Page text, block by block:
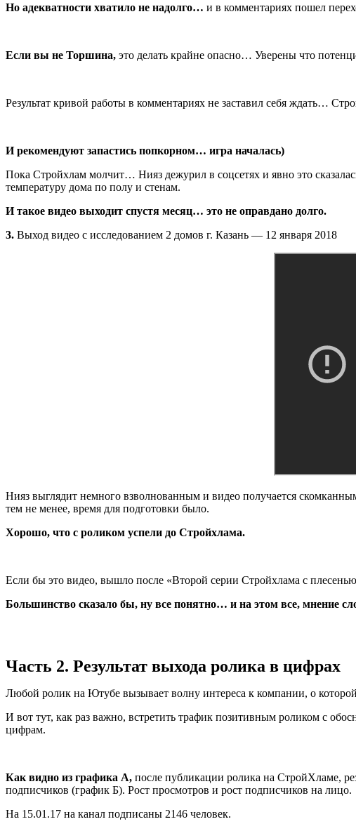
Но адекватности хватило не надолго… и в комментариях пошел
Если вы не Торшина, это делать крайне опасно… Уверены что
Результат кривой работы в комментариях не заставил себя ждать…
И рекомендуют запастись попкорном… игра началась)
Пока Стройхлам молчит… Нияз дежурил в соцсетях и явно это
температуру дома по полу и стенам.
И такое видео выходит спустя месяц… это не оправдано долго.
3. Выход видео с исследованием 2 домов г. Казань — 12 января 2018
Нияз выглядит немного взволнованным и видео получается
тем не менее, время для подготовки было.
Хорошо, что с роликом успели до Стройхлама.
Если бы это видео, вышло после «Второй серии Стройхлама с
Большинство сказало бы, ну все понятно… и на этом все, мнение
Часть 2. Результат выхода ролика в цифрах
Любой ролик на Ютубе вызывает волну интереса к компании, о
И вот тут, как раз важно, встретить трафик позитивным роликом с
цифрам.
Как видно из графика А, после публикации ролика на СтройХламе,
подписчиков (график Б). Рост просмотров и рост подписчиков на лицо.
На 15.01.17 на канал подписаны 2146 человек.